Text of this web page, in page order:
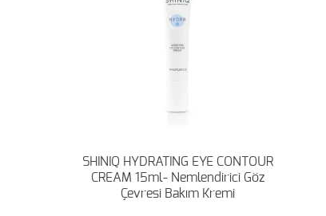
SHINIQ HYDRATING EYE CONTOUR
CREAM 15ml- Nemlendirici Göz
Çevresi Bakım Kremi